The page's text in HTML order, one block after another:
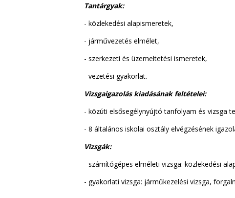
Tantárgyak:
- közlekedési alapismeretek,
- járművezetés elmélet,
- szerkezeti és üzemeltetési ismeretek,
- vezetési gyakorlat.
Vizsgaigazolás kiadásának feltételei:
- közúti elsősegélynyújtó tanfolyam és vizsga
- 8 általános iskolai osztály elvégzésének
Vizsgák:
- számítógépes elméleti vizsga: közlekedési
- gyakorlati vizsga: járműkezelési vizsga,